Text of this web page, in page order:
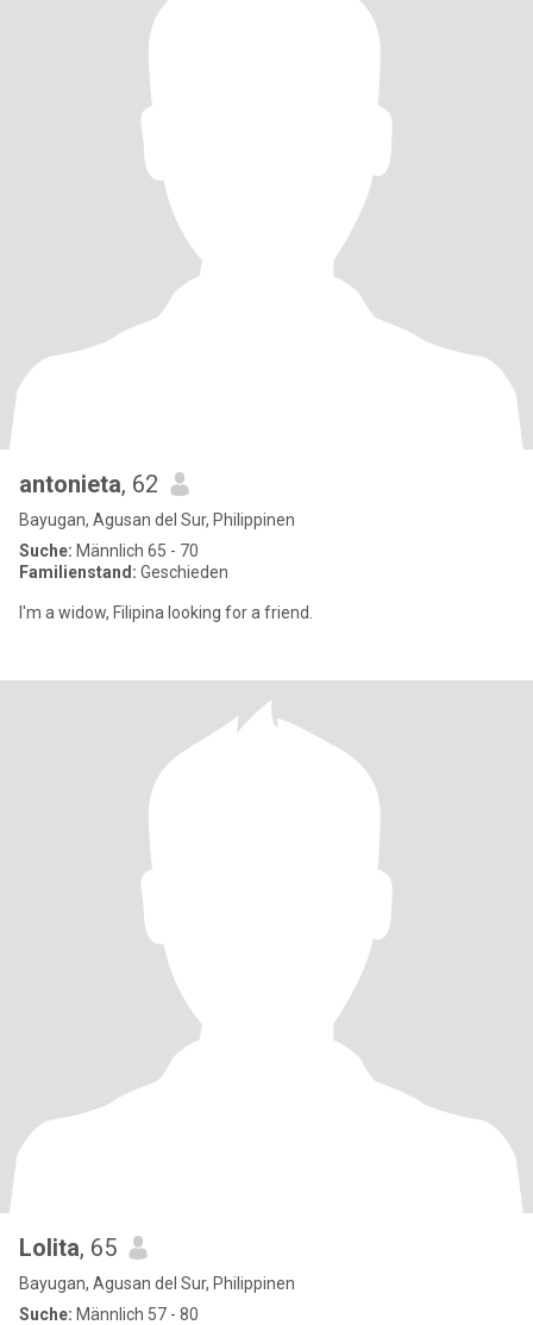
antonieta, 62
Bayugan, Agusan del Sur, Philippinen
Suche: Männlich 65 - 70
Familienstand: Geschieden
I'm a widow, Filipina looking for a friend.
Lolita, 65
Bayugan, Agusan del Sur, Philippinen
Suche: Männlich 57 - 80